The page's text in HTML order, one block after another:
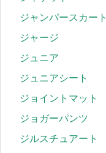
ジャンパースカート
ジャージ
ジュニア
ジュニアシート
ジョイントマット
ジョガーパンツ
ジルスチュアート